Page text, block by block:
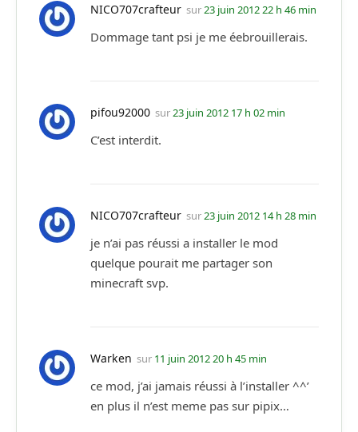
NICO707crafteur sur23 juin 2012 22 h 46 min
Dommage tant psi je me éebrouillerais.
pifou92000 sur23 juin 2012 17 h 02 min
C’est interdit.
NICO707crafteur sur23 juin 2012 14 h 28 min
je n’ai pas réussi a installer le mod
quelque pourait me partager son
minecraft svp.
Warken sur 11 juin 2012 20 h 45 min
ce mod, j’ai jamais réussi à l’installer ^^’
en plus il n’est meme pas sur pipix…